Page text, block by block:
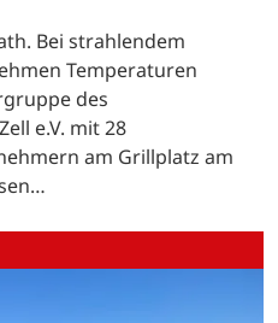
Bei strahlendem
Temperaturen
des
e.V. mit 28
am Grillplatz am